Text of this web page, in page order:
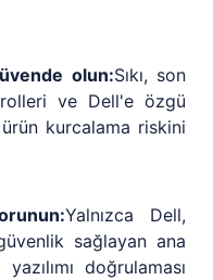
olun:Sıkı, son
ve Dell'e özgü
kurcalama riskini
Yalnızca Dell,
sağlayan ana
doğrulaması